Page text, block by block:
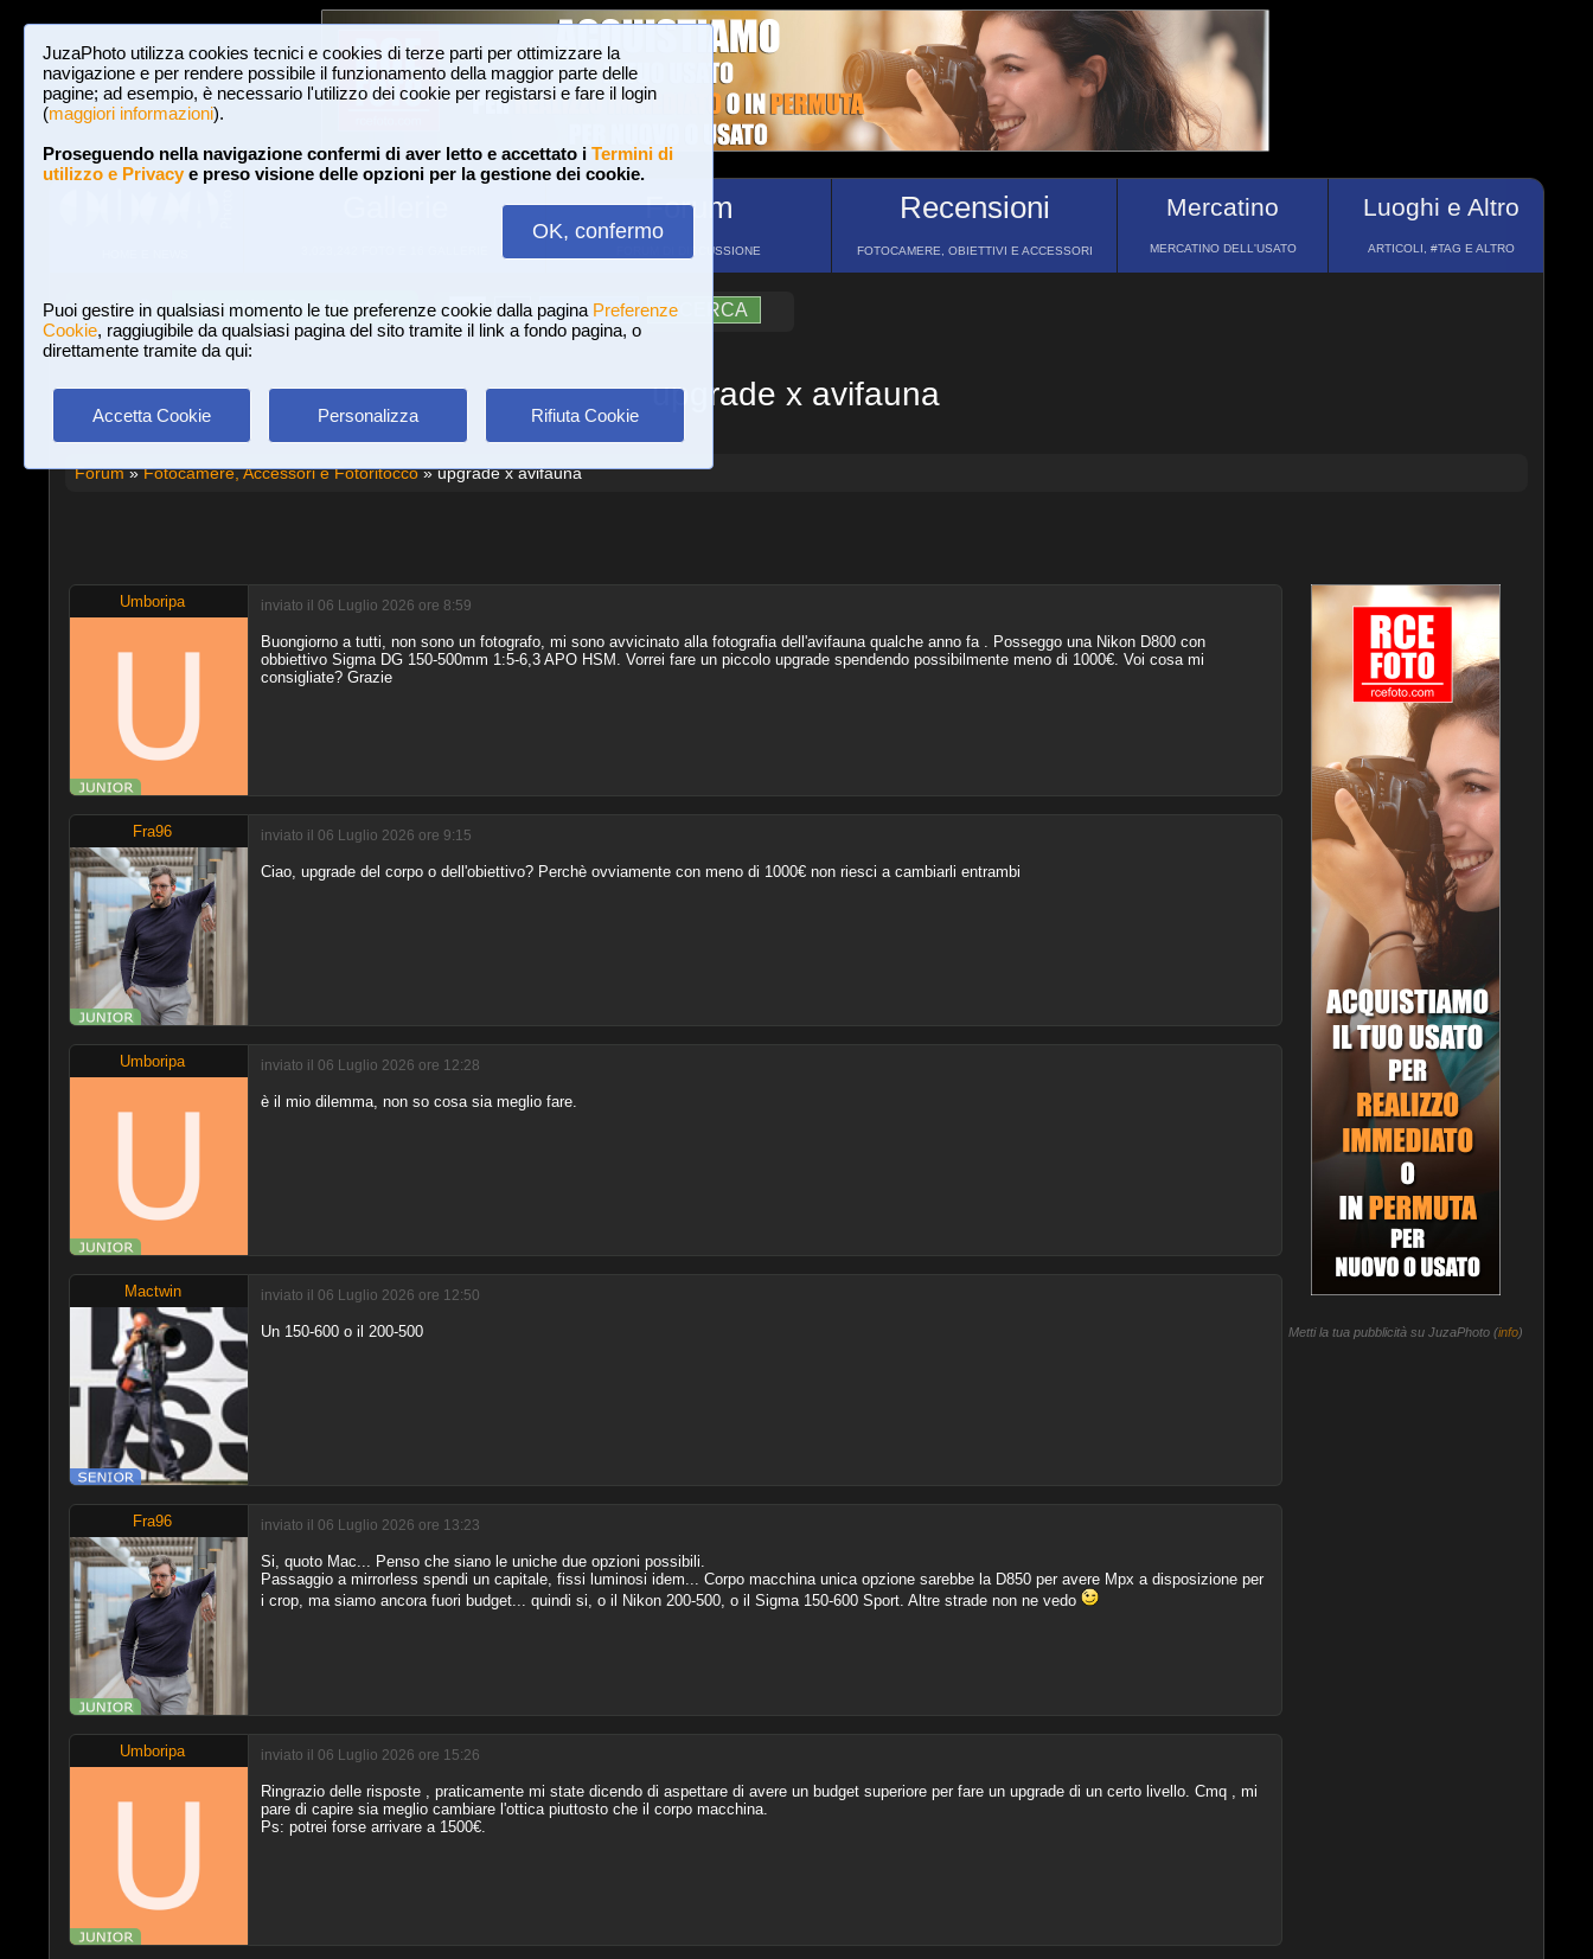
JuzaPhoto utilizza cookies tecnici e cookies di terze parti per ottimizzare la
navigazione e per rendere possibile il funzionamento della maggior parte delle
pagine; ad esempio, è necessario l'utilizzo dei cookie per registarsi e fare il login
(maggiori informazioni).
Proseguendo nella navigazione confermi di aver letto e accettato i Termini di
utilizzo e Privacye preso visione delle opzioni per la gestione dei cookie.
OK, confermo
Puoi gestire in qualsiasi momento le tue preferenze cookie dalla pagina Preferenze
Cookie, raggiugibile da qualsiasi pagina del sito tramite il link a fondo pagina, o
direttamente tramite da qui:
Accetta Cookie Personalizza Rifiuta Cookie
Forum
FORUM DI DISCUSSIONE
Recensioni
FOTOCAMERE, OBIETTIVI E ACCESSORI
Mercatino
MERCATINO DELL'USATO
Luoghi e Altro
ARTICOLI, #TAG E ALTRO
Login Iscriviti a JuzaPhoto! A A ?AIUTO RICERCA
upgrade x avifauna
Forum»Fotocamere, Accessori e Fotoritocco» upgrade x avifauna
Umboripa inviato il 06 Luglio 2026 ore 8:59
Buongiorno a tutti, non sono un fotografo, mi sono avvicinato alla fotografia dell'avifauna qualche anno fa . Posseggo una Nikon D800 con
obbiettivo Sigma DG 150-500mm 1:5-6,3 APO HSM. Vorrei fare un piccolo upgrade spendendo possibilmente meno di 1000€. Voi cosa mi
consigliate? Grazie
Fra96 inviato il 06 Luglio 2026 ore 9:15
Ciao, upgrade del corpo o dell'obiettivo? Perchè ovviamente con meno di 1000€ non riesci a cambiarli entrambi
Umboripa inviato il 06 Luglio 2026 ore 12:28
è il mio dilemma, non so cosa sia meglio fare.
Mactwin inviato il 06 Luglio 2026 ore 12:50
Un 150-600 o il 200-500
Fra96 inviato il 06 Luglio 2026 ore 13:23
Si, quoto Mac... Penso che siano le uniche due opzioni possibili.
Passaggio a mirrorless spendi un capitale, fissi luminosi idem... Corpo macchina unica opzione sarebbe la D850 per avere Mpx a disposizione per
i crop, ma siamo ancora fuori budget... quindi si, o il Nikon 200-500, o il Sigma 150-600 Sport. Altre strade non ne vedo
Umboripa inviato il 06 Luglio 2026 ore 15:26
Ringrazio delle risposte , praticamente mi state dicendo di aspettare di avere un budget superiore per fare un upgrade di un certo livello. Cmq , mi
pare di capire sia meglio cambiare l'ottica piuttosto che il corpo macchina.
Ps: potrei forse arrivare a 1500€.
Metti la tua pubblicità su JuzaPhoto (info)